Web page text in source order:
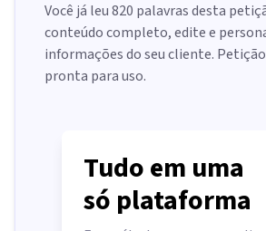
Você já leu820 palavras desta
conteúdo completo, edite e
informações do seu cliente.
pronta para uso.
Tudo em uma
só plataforma